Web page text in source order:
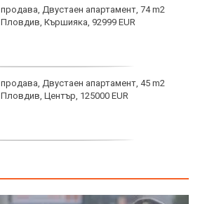
продава, Двустаен апартамент, 74 m2
Пловдив, Кършияка, 92999 EUR
продава, Двустаен апартамент, 45 m2
Пловдив, Център, 125000 EUR